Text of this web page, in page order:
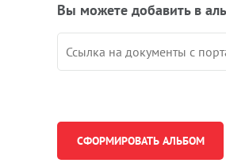
Вы можете добавить в